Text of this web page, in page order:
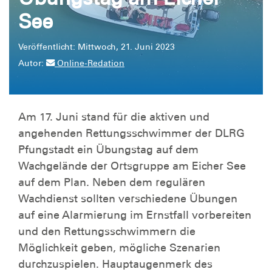
See
Veröffentlicht: Mittwoch, 21. Juni 2023
Autor:
Online-Redation
Am 17. Juni stand für die aktiven und
angehenden Rettungsschwimmer der DLRG
Pfungstadt ein Übungstag auf dem
Wachgelände der Ortsgruppe am Eicher See
auf dem Plan. Neben dem regulären
Wachdienst sollten verschiedene Übungen
auf eine Alarmierung im Ernstfall vorbereiten
und den Rettungsschwimmern die
Möglichkeit geben, mögliche Szenarien
durchzuspielen. Hauptaugenmerk des